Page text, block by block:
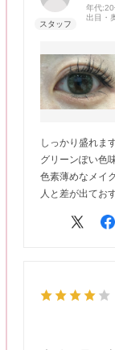
年代:20
出目・
しっかり盛れま
グリーンぽい色
色素薄めなメイ
人と差が出てお